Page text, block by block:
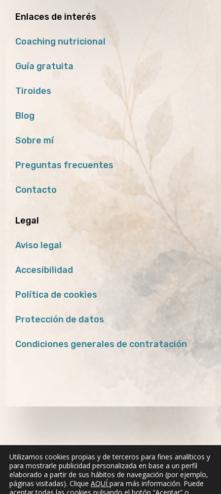
Enlaces de interés
Coaching nutricional
Guía gratuita
Tiroides
Blog
Sobre mí
Preguntas frecuentes
Contacto
Legal
Aviso legal
Accesibilidad
Política de cookies
Protección de datos
Condiciones generales de contratación
Utilizamos cookies propias y de terceros para fines analíticos y
para mostrarle publicidad personalizada en base a un perfil
elaborado a partir de sus hábitos de navegación (por ejemplo,
páginas visitadas). Clique AQUÍ para más información. Puede